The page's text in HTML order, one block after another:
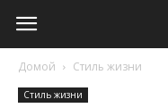
Домой Стиль жизни
Стиль жизни